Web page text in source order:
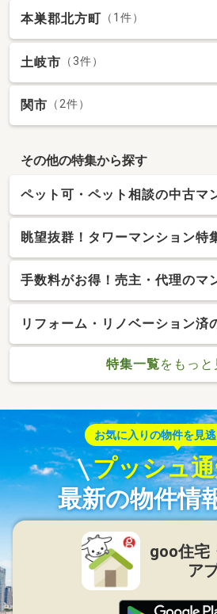
本巣郡北方町 （1件）
土岐市 （3件）
関市 （2件）
その他の特集から探す
ペット可・ペット相談の中古マ
眺望抜群！タワーマンション特
手数料がお得！売主・代理のマ
リフォーム・リノベーション済
特集一覧をもっと
お気に入りの物件を見逃
プッシュ
最新の物件情
goo住宅
ア